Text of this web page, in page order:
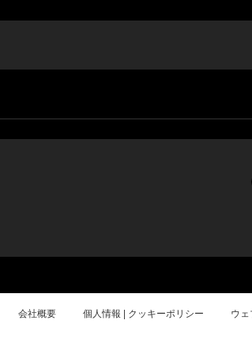
会社概要 個人情報 | クッキーポリシー ウェ